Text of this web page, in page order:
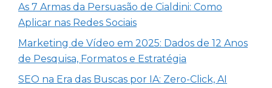
As 7 Armas da Persuasão de Cialdini: Como
Aplicar nas Redes Sociais
Marketing de Vídeo em 2025: Dados de 12 Anos
de Pesquisa, Formatos e Estratégia
SEO na Era das Buscas por IA: Zero-Click, AI